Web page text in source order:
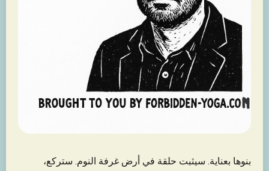
بنوها بعناية. سيثبت حلقة في أرض غرفة النوم. ستركع،